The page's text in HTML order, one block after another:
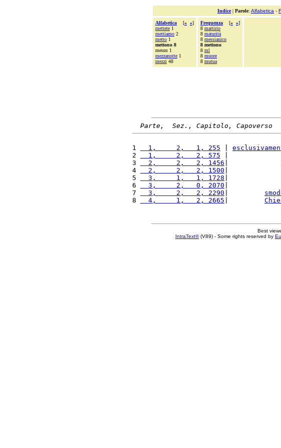
Indice| Parole: Alfabetica -
Alfabetica [« »]
mettete 1
mettiamo 2
metto 1
mettono 8
meum 1
mezzanotte 1
mezzi 48
Frequenza [« »]
8 martirio
8 maturità
8 messianico
8 mettono
8 ml
8 muore
8 mutua
Parte,  Sez., Capitolo, Capoverso
1
  1,     2,   1, 255
2
  1,     2,   2, 575
|
3
  2,     2,   2, 1456
|
4
  2,     2,   2, 1500
|
5
  3,     1,   1, 1728
|
6
  3,     2,   0, 2070
7
  3,     2,   2, 2290
8
  4,     1,   2, 2665
Best
IntraText®(V89) - Some rights reserved by